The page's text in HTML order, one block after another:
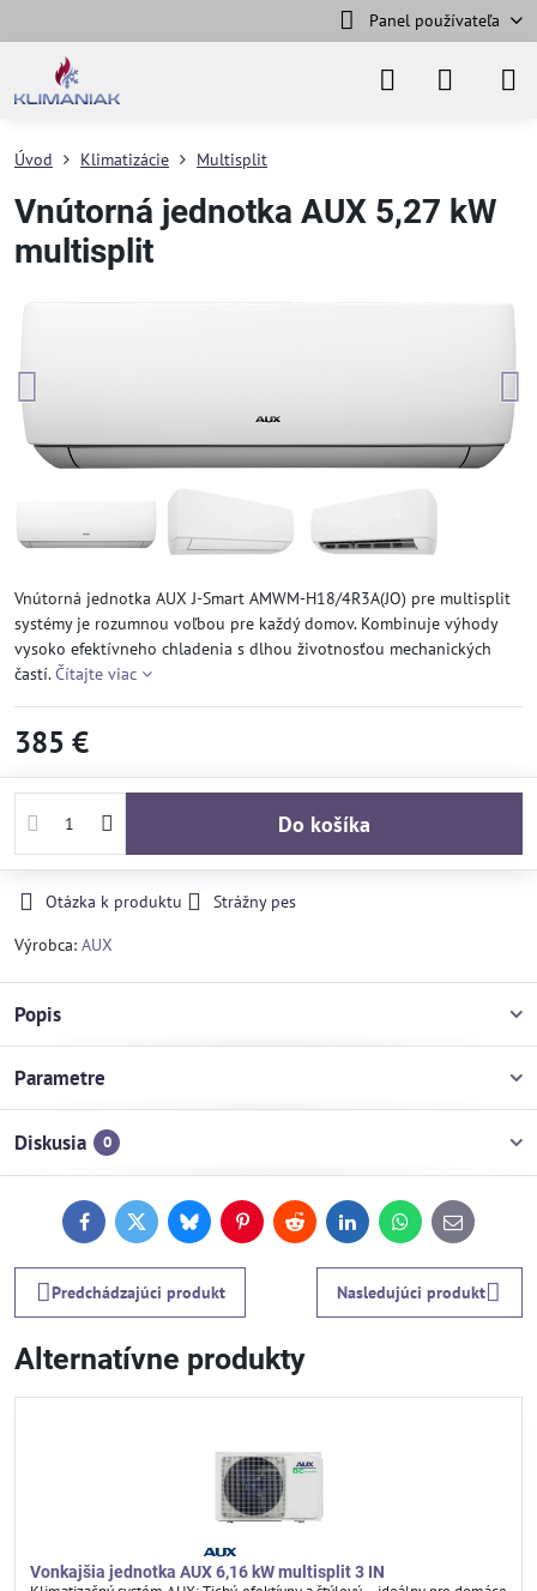
Panel používateľa
Úvod Klimatizácie Multisplit
Vnútorná jednotka AUX 5,27 kW
multisplit
Vnútorná jednotka AUX J-Smart AMWM-H18/4R3A(JO) pre multisplit
systémy je rozumnou voľbou pre každý domov. Kombinuje výhody
vysoko efektívneho chladenia s dlhou životnosťou mechanických
častí.Čítajte viac
385 €
Do košíka
Otázka k produktu
Strážny pes
Výrobca: AUX
Popis
Parametre
Diskusia 0
FacebookTwitterBlueskyPinterestReddit LinkedInWhatsApp
E-
mail
Predchádzajúci produkt Nasledujúci produkt
Alternatívne produkty
Vonkajšia jednotka AUX 6,16 kW multisplit 3 IN